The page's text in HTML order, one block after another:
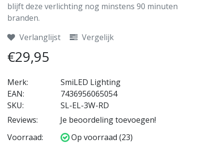
blijft deze verlichting nog minstens 90 minuten
branden.
Verlanglijst
Vergelijk
€29,95
Merk:
SmiLED Lighting
EAN:
7436956065054
SKU:
SL-EL-3W-RD
Reviews:
Je beoordeling toevoegen!
Voorraad:
Op voorraad (23)